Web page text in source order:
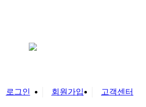
로그인 회원가입 고객센터